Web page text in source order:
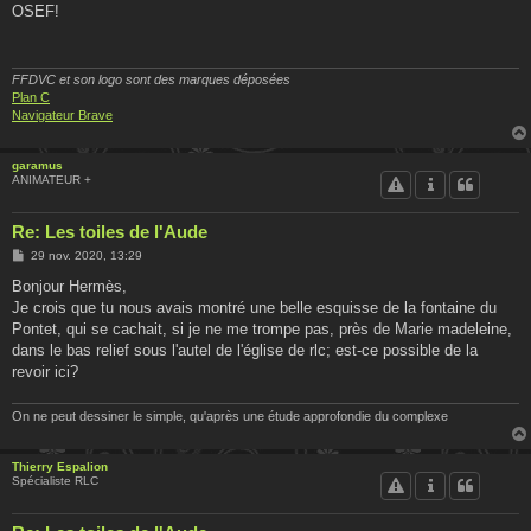
s
OSEF!
FFDVC et son logo sont des marques déposées
Plan C
Navigateur Brave
garamus
ANIMATEUR +
Re: Les toiles de l'Aude
M
s
a
g
29 nov. 2020, 13:29
Bonjour Hermès,
Je crois que tu nous avais montré une belle esquisse de la fontaine du
Pontet, qui se cachait, si je ne me trompe pas, près de Marie madeleine,
dans le bas relief sous l'autel de l'église de rlc; est-ce possible de la
revoir ici?
On ne peut dessiner le simple, qu'après une étude approfondie du complexe
Thierry Espalion
Spécialiste RLC